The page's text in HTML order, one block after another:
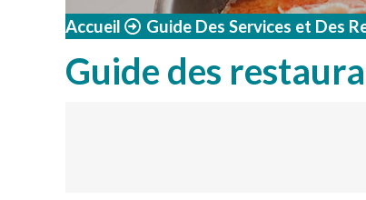
Accueil Guide Des Services et Des
Guide des